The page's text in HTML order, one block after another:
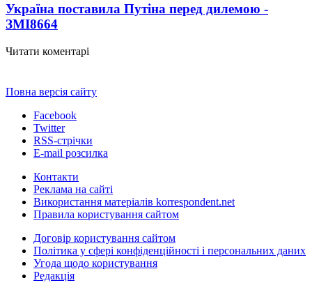
Україна поставила Путіна перед дилемою -
ЗМІ8664
Читати коментарі
Повна версія сайту
Facebook
Twitter
RSS-стрічки
E-mail розсилка
Контакти
Реклама на сайті
Використання матеріалів korrespondent.net
Правила користування сайтом
Договір користування сайтом
Політика у сфері конфіденційності і персональних даних
Угода щодо користування
Редакція